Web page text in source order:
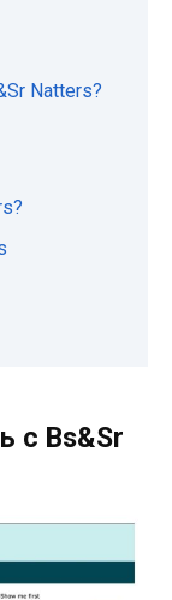
Natters?
с Bs&Sr